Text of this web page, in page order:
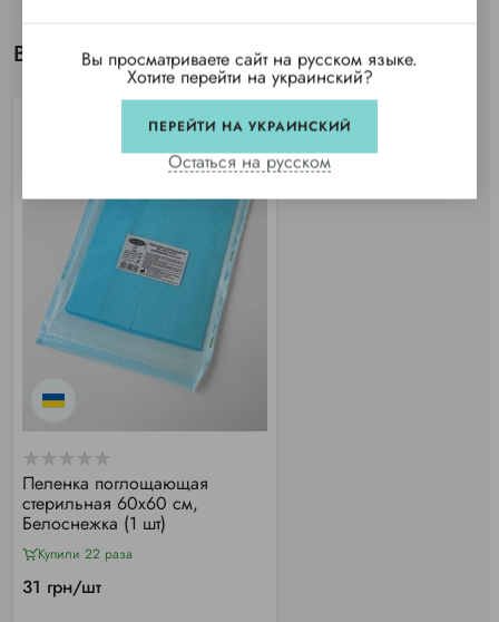
Вы просматривали
Пеленка поглощающая
стерильная 60х60 см,
Белоснежка (1 шт)
Купили 22 раза
31 грн/шт
Вы просматриваете сайт на русском языке.
Хотите перейти на украинский?
ПЕРЕЙТИ НА УКРАИНСКИЙ
Остаться на русском